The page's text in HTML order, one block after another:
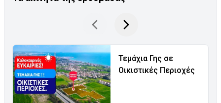
Τεμάχια Γης σε
Οικιστικές Περιοχές